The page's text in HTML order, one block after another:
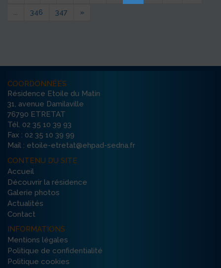
...
346 347 »
COORDONNÉES
Résidence Etoile du Matin
31, avenue Damilaville
76790 ETRETAT
Tél. 02 35 10 39 93
Fax : 02 35 10 39 99
Mail : etoile-etretat@ehpad-sedna.fr
CONTENU DU SITE
Accueil
Découvrir la résidence
Galerie photos
Actualités
Contact
INFORMATIONS
Mentions légales
Politique de confidentialité
Politique cookies